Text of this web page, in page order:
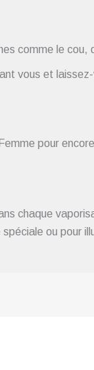
comme le cou,
vous et
pour
chaque
ou pour